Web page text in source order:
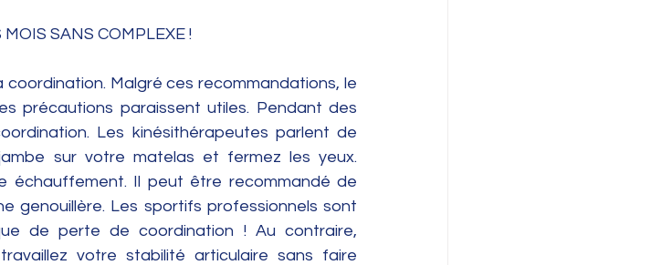
SANS COMPLEXE !
Malgré ces recommandations, le
précautions paraissent utiles. Pendant des
Les kinésithérapeutes parlent de
sur votre matelas et fermez les yeux.
échauffement. Il peut être recommandé de
genouillère. Les sportifs professionnels sont
de perte de coordination ! Au contraire,
votre stabilité articulaire sans faire